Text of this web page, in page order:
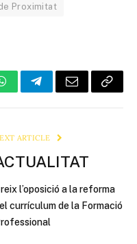
Proximitat
WhatsAppTelegramEmail Copy
ARTICLE
l’oposició a la reforma
currículum de la Formació